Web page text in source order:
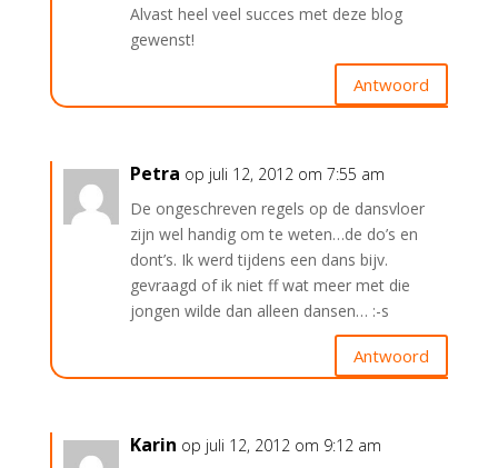
Alvast heel veel succes met deze blog
gewenst!
Antwoord
Petra op juli 12, 2012 om 7:55 am
De ongeschreven regels op de dansvloer
zijn wel handig om te weten…de do’s en
dont’s. Ik werd tijdens een dans bijv.
gevraagd of ik niet ff wat meer met die
jongen wilde dan alleen dansen… :-s
Antwoord
Karin op juli 12, 2012 om 9:12 am